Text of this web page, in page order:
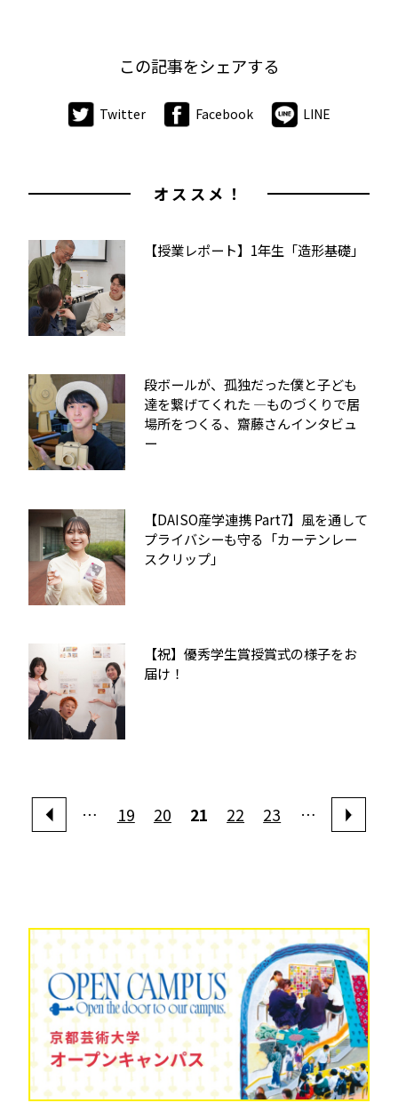
この記事をシェアする
Twitter Facebook LINE
オススメ！
【授業レポート】1年生「造形基礎」
段ボールが、孤独だった僕と子ども
達を繋げてくれた ―ものづくりで居
場所をつくる、齋藤さんインタビュ
ー
【DAISO産学連携 Part7】風を通して
プライバシーも守る「カーテンレー
スクリップ」
【祝】優秀学生賞授賞式の様子をお
届け！
… 19 20 21 22 23 …